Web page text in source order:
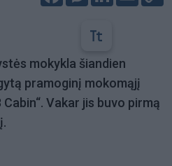
mokykla šiandien
pramoginį mokomąjį
Vakar jis buvo pirmą